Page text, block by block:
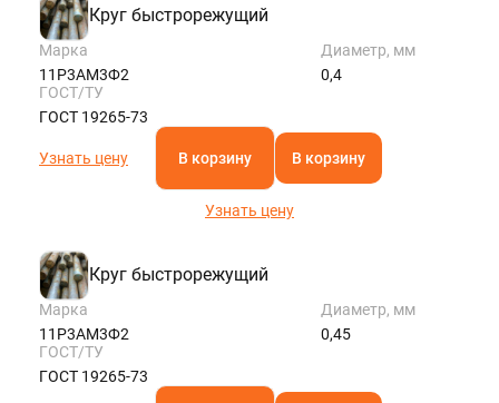
Круг быстрорежущий
Марка
11Р3АМ3Ф2
Диаметр, мм
0,4
ГОСТ/ТУ
ГОСТ 19265-73
Узнать цену В корзину В корзину
Узнать цену
Круг быстрорежущий
Марка
11Р3АМ3Ф2
Диаметр, мм
0,45
ГОСТ/ТУ
ГОСТ 19265-73